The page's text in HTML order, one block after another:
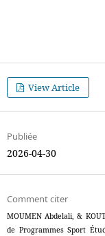
View Article
Publiée
2026-04-30
Comment citer
MOUMEN Abdelali, &
de Programmes Sport